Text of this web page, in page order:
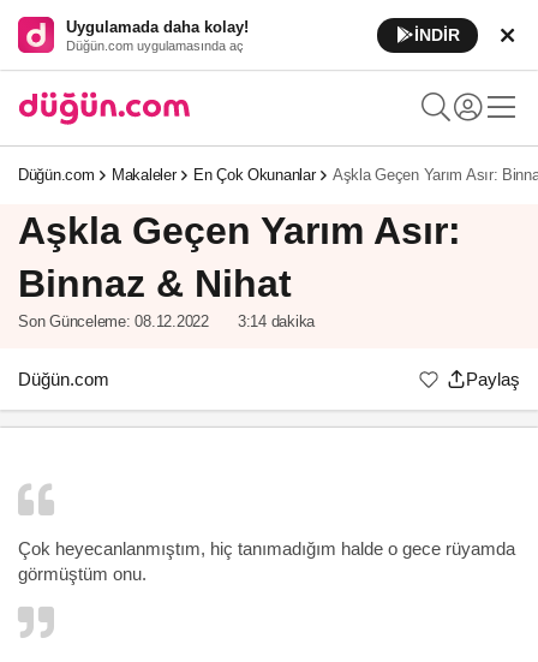
Uygulamada daha kolay!
Düğün.com uygulamasında aç
İNDİR
Düğün.com Makaleler En Çok Okunanlar Aşkla Geçen Yarım Asır:
Aşkla Geçen Yarım Asır:
Binnaz & Nihat
Son Günceleme: 08.12.2022 3:14 dakika
Düğün.com Paylaş
Çok heyecanlanmıştım, hiç tanımadığım halde o gece rüyamda
görmüştüm onu.